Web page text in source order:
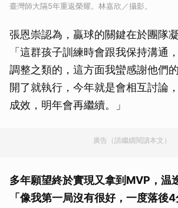
臺灣師大隔5年重返榮耀。林嘉欣／攝影。
張恩崇認為，贏球的關鍵在於團隊
「這群孩子訓練時會跟我保持溝通
調整之類的，這方面我蠻感謝他們
開了就執行，今年就是會相互討論
成效，明年會再繼續。」
廣告（請繼續閱讀本文）
多年願望終於實現又拿到MVP，温
「像我第一局沒有很好，一度落後